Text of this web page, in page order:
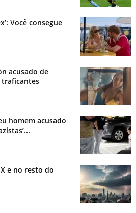
Você consegue
acusado de
homem acusado
e no resto do